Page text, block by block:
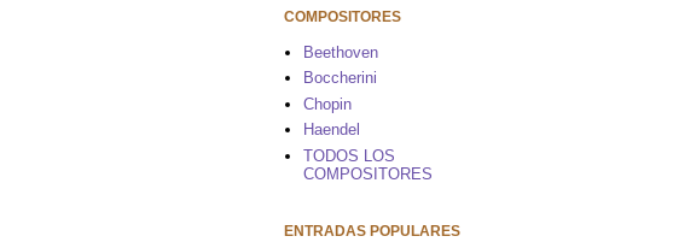
COMPOSITORES
Beethoven
Boccherini
Chopin
Haendel
TODOS LOS
COMPOSITORES
ENTRADAS POPULARES